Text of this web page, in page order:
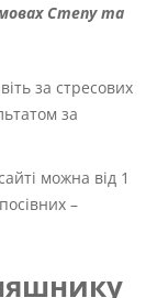
Степу та
за стресових
за
можна від 1
–